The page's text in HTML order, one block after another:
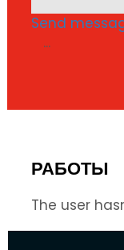
Send
...
РАБОТЫ
The user